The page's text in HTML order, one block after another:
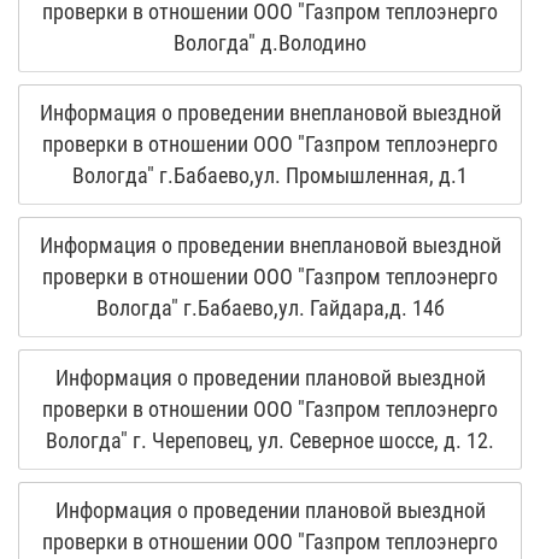
проверки в отношении ООО "Газпром теплоэнерго
Вологда" д.Володино
Информация о проведении внеплановой выездной
проверки в отношении ООО "Газпром теплоэнерго
Вологда" г.Бабаево,ул. Промышленная, д.1
Информация о проведении внеплановой выездной
проверки в отношении ООО "Газпром теплоэнерго
Вологда" г.Бабаево,ул. Гайдара,д. 14б
Информация о проведении плановой выездной
проверки в отношении ООО "Газпром теплоэнерго
Вологда" г. Череповец, ул. Северное шоссе, д. 12.
Информация о проведении плановой выездной
проверки в отношении ООО "Газпром теплоэнерго